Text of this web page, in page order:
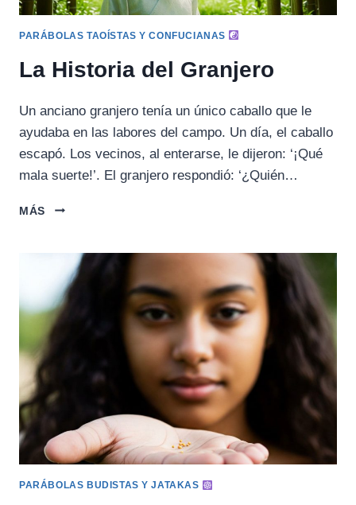
PARÁBOLAS TAOÍSTAS Y CONFUCIANAS
La Historia del Granjero
Un anciano granjero tenía un único caballo que le
ayudaba en las labores del campo. Un día, el caballo
escapó. Los vecinos, al enterarse, le dijeron: ‘¡Qué
mala suerte!’. El granjero respondió: ‘¿Quién…
MÁS
LA
GRANJERO
PARÁBOLAS BUDISTAS Y JATAKAS